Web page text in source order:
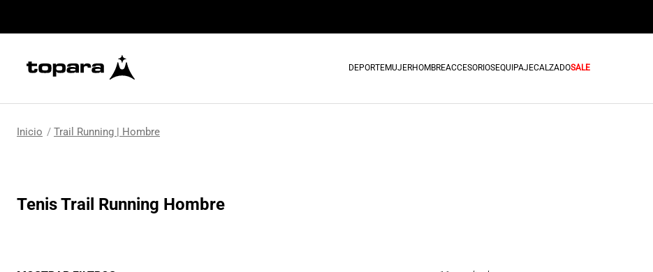
DEPORTEMUJERHOMBREACCESORIOSEQUIPAJECALZADOSALE
Trail Running | Hombre
Tenis Trail Running Hombre